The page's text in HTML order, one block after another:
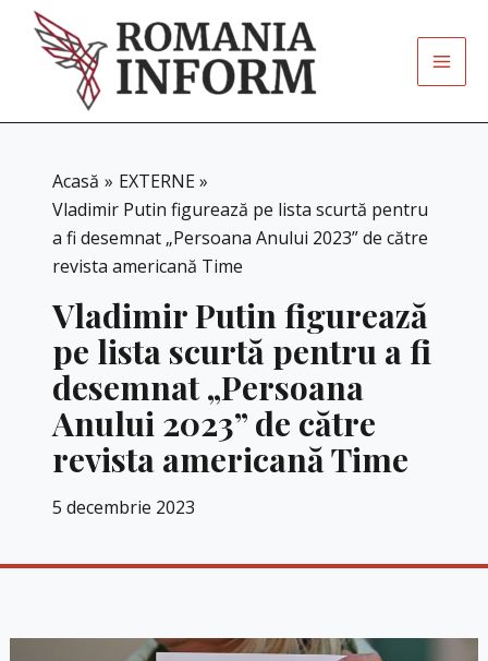
content
Acasă
EXTERNE
Vladimir Putin figurează pe lista scurtă pentru
a fi desemnat „Persoana Anului 2023” de către
revista americană Time
Vladimir Putin figurează
pe lista scurtă pentru a fi
desemnat „Persoana
Anului 2023” de către
revista americană Time
5 decembrie 2023